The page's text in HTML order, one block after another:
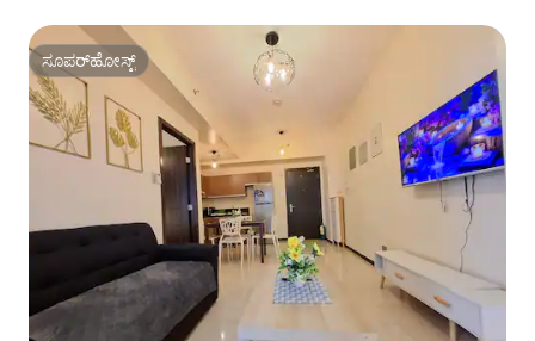
ಸೂಪರ್‌ಹೋಸ್ಟ್
ಸೂಪರ್‌ಹೋಸ್ಟ್